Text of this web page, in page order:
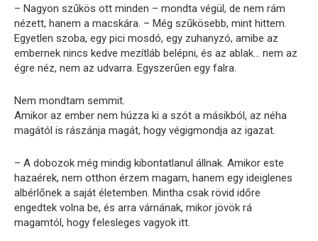
– Nagyon szűkös ott minden – mondta végül, de nem rám
nézett, hanem a macskára. – Még szűkösebb, mint hittem.
Egyetlen szoba, egy pici mosdó, egy zuhanyzó, amibe az
embernek nincs kedve mezítláb belépni, és az ablak… nem az
égre néz, nem az udvarra. Egyszerűen egy falra.
Nem mondtam semmit.
Amikor az ember nem húzza ki a szót a másikból, az néha
magától is rászánja magát, hogy végigmondja az igazat.
– A dobozok még mindig kibontatlanul állnak. Amikor este
hazaérek, nem otthon érzem magam, hanem egy ideiglenes
albérlőnek a saját életemben. Mintha csak rövid időre
engedtek volna be, és arra várnának, mikor jövök rá
magamtól, hogy felesleges vagyok itt.